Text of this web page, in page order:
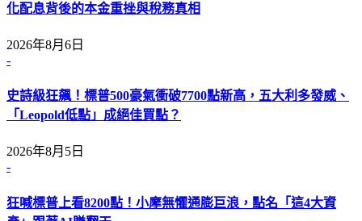
化配息背後的本金重挫與稅務真相
2026年8月6日
-
史詩級狂飆！標普500豪氣衝破7700點新高，五大利多發威、
「Leopold低點」成絕佳買點？
2026年8月5日
-
狂喊標普上看8200點！小摩無懼通膨巨浪，點名「這4大資